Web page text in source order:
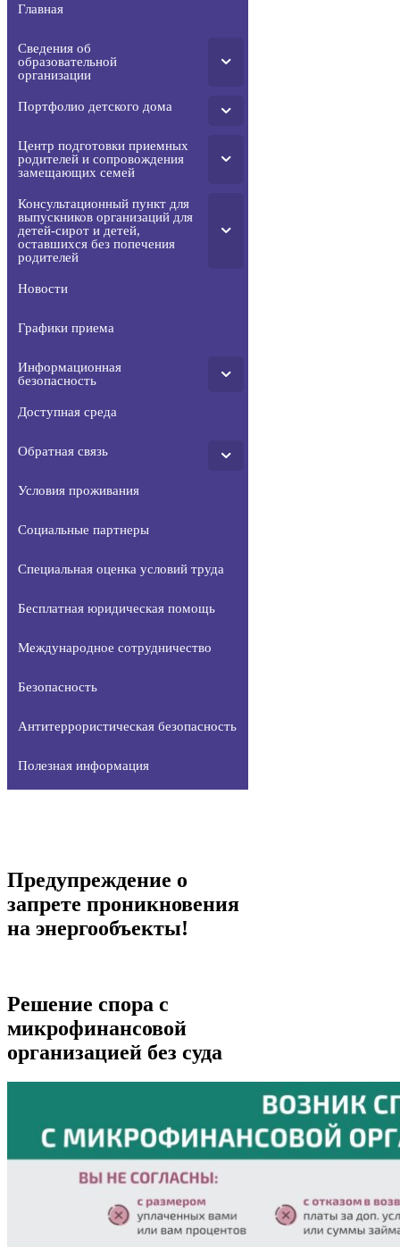
Главная
Сведения об
образовательной
организации
Портфолио детского дома
Центр подготовки приемных
родителей и сопровождения
замещающих семей
Консультационный пункт для
выпускников организаций для
детей-сирот и детей,
оставшихся без попечения
родителей
Новости
Графики приема
Информационная
безопасность
Доступная среда
Обратная связь
Условия проживания
Социальные партнеры
Специальная оценка условий труда
Бесплатная юридическая помощь
Международное сотрудничество
Безопасность
Антитеррористическая безопасность
Полезная информация
Предупреждение о
запрете проникновения
на энергообъекты!
Решение спора с
микрофинансовой
организацией без суда